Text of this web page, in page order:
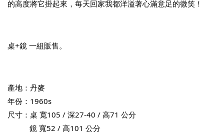
的高度將它掛起來，每天回家我都洋溢著心滿意足的微笑！
桌+鏡 一組販售。
產地：丹麥
年份：1960s
尺寸：桌 寬105 / 深27-40 / 高71 公分
鏡 寬52 / 高101 公分